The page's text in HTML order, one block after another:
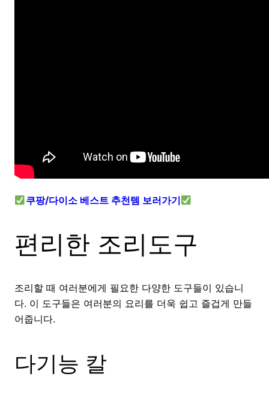
쿠팡/다이소 베스트 추천템 보러가기
편리한 조리도구
조리할 때 여러분에게 필요한 다양한 도구들이 있습니
다. 이 도구들은 여러분의 요리를 더욱 쉽고 즐겁게 만들
어줍니다.
다기능 칼